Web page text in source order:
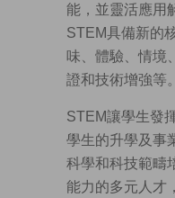
能，並靈活應用
STEM具備新的
味、體驗、情境
證和技術增強等。
STEM讓學生發
學生的升學及事
科學和科技範疇
能力的多元人才